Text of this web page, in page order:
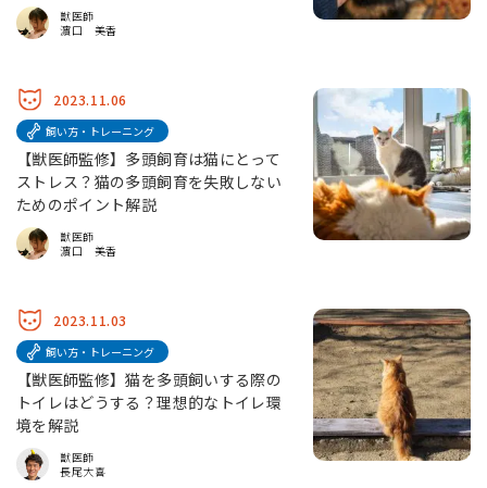
獣医師
濵口 美香
2023.11.06
飼い方・トレーニング
【獣医師監修】多頭飼育は猫にとって
ストレス？猫の多頭飼育を失敗しない
ためのポイント解説
獣医師
濵口 美香
2023.11.03
飼い方・トレーニング
【獣医師監修】猫を多頭飼いする際の
トイレはどうする？理想的なトイレ環
境を解説
獣医師
長尾大喜